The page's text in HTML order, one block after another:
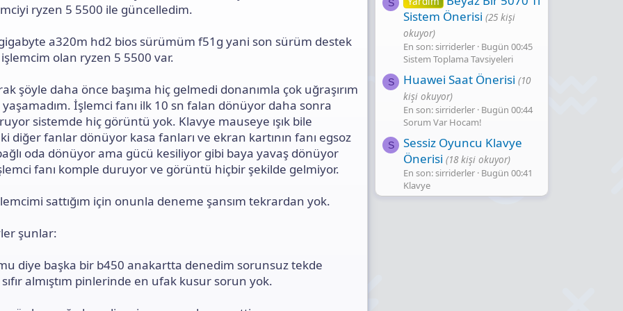
K
a
l
ryzen 5 5500 ile güncelledim.
a320m hd2 bios sürümüm f51g yani son sürüm destek
olan ryzen 5 5500 var.
şöyle daha önce başıma hiç gelmedi donanımla çok uğraşırım
yaşamadım. İşlemci fanı ilk 10 sn falan dönüyor daha sonra
sistemde hiç görüntü yok. Klavye mauseye ışık bile
diğer fanlar dönüyor kasa fanları ve ekran kartının fanı egsoz
oda dönüyor ama gücü kesiliyor gibi baya yavaş dönüyor
fanı komple duruyor ve görüntü hiçbir şekilde gelmiyor.
sattığım için onunla deneme şansım tekrardan yok.
şunlar:
diye başka bir b450 anakartta denedim sorunsuz tekde
almıştım pinlerinde en ufak kusur sorun yok.
S
Sistem Önerisi (25 kişi
okuyor)
En son: sirriderler Bugün 00:45
Sistem Toplama Tavsiyeleri
S Huawei Saat Önerisi (10
kişi okuyor)
En son: sirriderler Bugün 00:44
Sorum Var Hocam!
S
Sessiz Oyuncu Klavye
Önerisi (18 kişi okuyor)
En son: sirriderler Bugün 00:41
Klavye